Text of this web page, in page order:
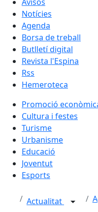
Notícies
Agenda
Borsa de treball
Butlletí digital
Revista l'Espina
Rss
Hemeroteca
Promoció
Cultura i festes
Turisme
Urbanisme
Educació
Joventut
Esports
Actualitat